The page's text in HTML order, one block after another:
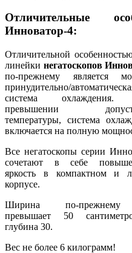
Отличительные
Инноватор-4:
Отличительной
линейки негатоскопов
по-прежнему является
принудительно/
система
превышении
температуры, система
включается на полную
Все негатоскопы серии
сочетают в себе
яркость в компактном и
корпусе.
Ширина по-
превышает 50
глубина 30.
Вес не более 6 килограмм!